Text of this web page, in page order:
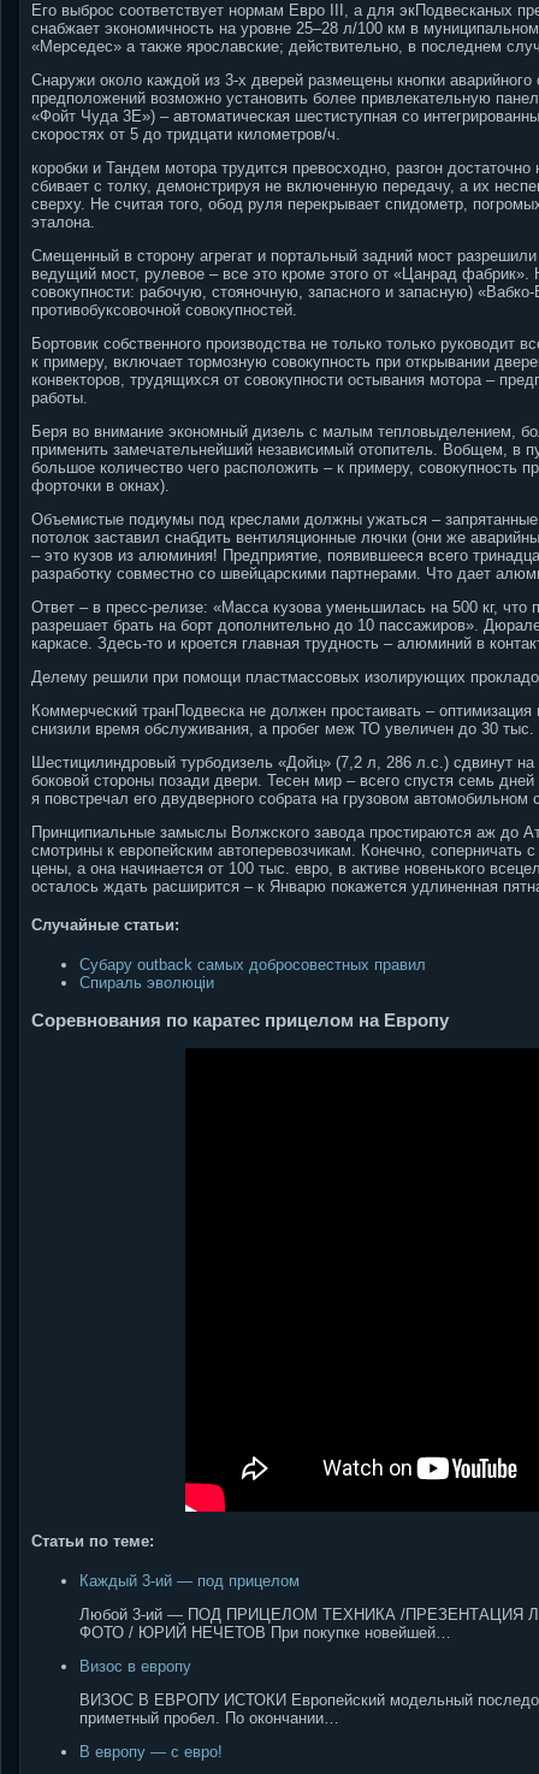
Его выброс соответствует нормам Евро III, а для экПодвесканых
снабжает экономичность на уровне 25–28 л/100 км в
«Мерседес» а также ярославские; действительно, в последнем
Снаружи около каждой из 3-х дверей размещены кнопки
предположений возможно установить более привлекательную
«Фойт Чуда 3E») – автоматическая шестиступная со
скоростях от 5 до тридцати километров/ч.
коробки и Тандем мотора трудится превосходно, разгон
сбивает с толку, демонстрируя не включенную передачу, а их
сверху. Не считая того, обод руля перекрывает спидометр,
эталона.
Смещенный в сторону агрегат и портальный задний мост
ведущий мост, рулевое – все это кроме этого от «Цанрад
совокупности: рабочую, стояночную, запасного и запасную)
противобуксовочной совокупностей.
Бортовик собственного производства не только только
к примеру, включает тормозную совокупность при открывании
конвекторов, трудящихся от совокупности остывания мотора –
работы.
Беря во внимание экономный дизель с малым тепловыделением,
применить замечательнейший независимый отопитель. Вобщем,
большое количество чего расположить – к примеру, совокупность
форточки в окнах).
Объемистые подиумы под креслами должны ужаться –
потолок заставил снабдить вентиляционные лючки (они же
– это кузов из алюминия! Предприятие, появившееся всего
разработку совместно со швейцарскими партнерами. Что дает
Ответ – в пресс-релизе: «Масса кузова уменьшилась на 500 кг,
разрешает брать на борт дополнительно до 10 пассажиров».
каркасе. Здесь-то и кроется главная трудность – алюминий в
Делему решили при помощи пластмассовых изолирующих
Коммерческий транПодвеска не должен простаивать –
снизили время обслуживания, а пробег меж ТО увеличен до 30 тыс.
Шестицилиндровый турбодизель «Дойц» (7,2 л, 286 л.с.) сдвинут
боковой стороны позади двери. Тесен мир – всего спустя семь
я повстречал его двудверного собрата на грузовом автомобильном
Принципиальные замыслы Волжского завода простираются аж до
смотрины к европейским автоперевозчикам. Конечно,
цены, а она начинается от 100 тыс. евро, в активе новенького
осталось ждать расширится – к Январю покажется удлиненная
Случайные статьи:
Субару outback самых добросовестных правил
Спираль эволюцiи
Соревнования по каратес прицелом на Европу
Статьи по теме:
Каждый 3-ий — под прицелом
Любой 3-ий — ПОД ПРИЦЕЛОМ ТЕХНИКА /ПРЕЗЕНТАЦИЯ
ФОТО / ЮРИЙ НЕЧЕТОВ При покупке новейшей…
Визос в европу
ВИЗОС В ЕВРОПУ ИСТОКИ Европейский модельный
приметный пробел. По окончании…
В европу — с евро!